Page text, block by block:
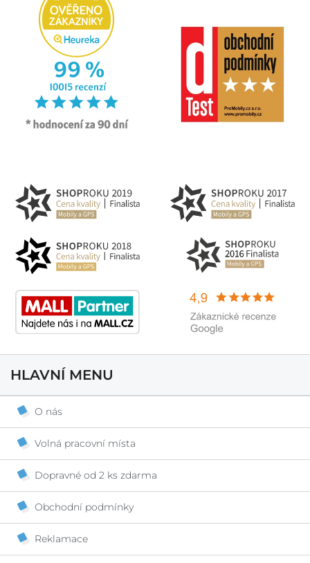
HLAVNÍ MENU
O nás
Volná pracovní místa
Dopravné od 2 ks zdarma
Obchodní podmínky
Reklamace